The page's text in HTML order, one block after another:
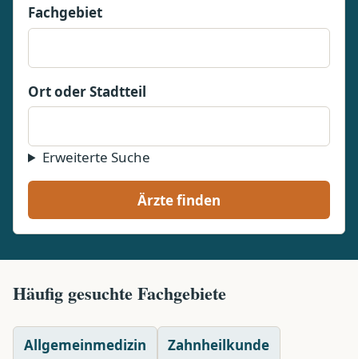
Fachgebiet
Ort oder Stadtteil
Erweiterte Suche
Ärzte finden
Häufig gesuchte Fachgebiete
Allgemeinmedizin Zahnheilkunde